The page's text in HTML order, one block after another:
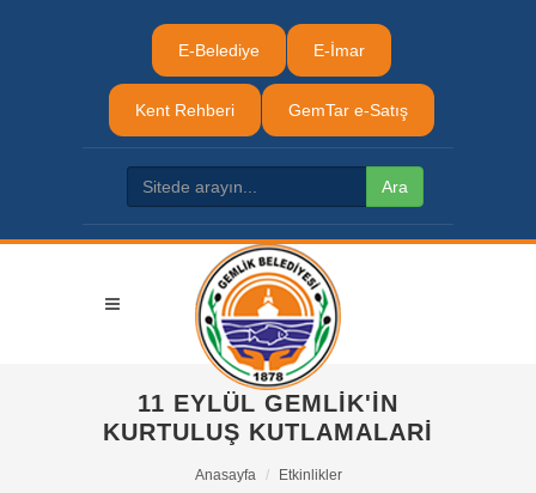
E-Belediye E-İmar
Kent Rehberi GemTar e-Satış
11 EYLÜL GEMLIK'IN
KURTULUŞ KUTLAMALARI
Anasayfa Etkinlikler